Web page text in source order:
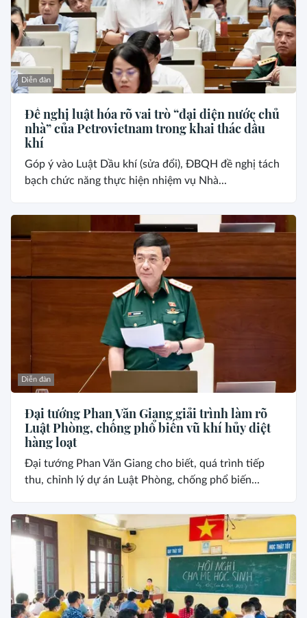
Diễn đàn
Đề nghị luật hóa rõ vai trò “đại diện nước chủ
nhà” của Petrovietnam trong khai thác dầu
khí
Góp ý vào Luật Dầu khí (sửa đổi), ĐBQH đề nghị tách
bạch chức năng thực hiện nhiệm vụ Nhà...
Diễn đàn
Đại tướng Phan Văn Giang giải trình làm rõ
Luật Phòng, chống phổ biến vũ khí hủy diệt
hàng loạt
Đại tướng Phan Văn Giang cho biết, quá trình tiếp
thu, chỉnh lý dự án Luật Phòng, chống phổ biến...